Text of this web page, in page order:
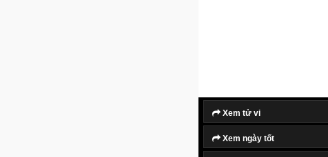
Xem tử vi
Xem ngày tốt